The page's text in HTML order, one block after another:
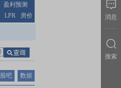
盈利预测
LPR 房价
股吧 数据
消息
搜索